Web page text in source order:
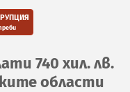
740 хил. лв.
области